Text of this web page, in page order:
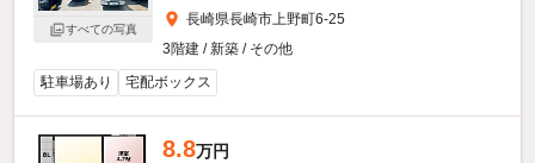
すべての写真
長崎県長崎市上野町6-25
3階建 / 新築 / その他
駐車場あり
宅配ボックス
8.8万円